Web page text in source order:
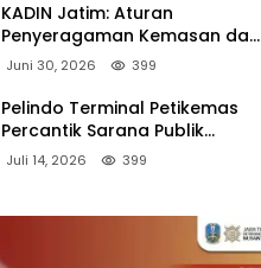
KADIN Jatim: Aturan
Penyeragaman Kemasan dan
Larangan Bahan Tambahan
Tembakau
Juni 30, 2026 399
Pelindo Terminal Petikemas
Percantik Sarana Publik
Warga Ring 1 Terminal Teluk
Juli 14, 2026 399